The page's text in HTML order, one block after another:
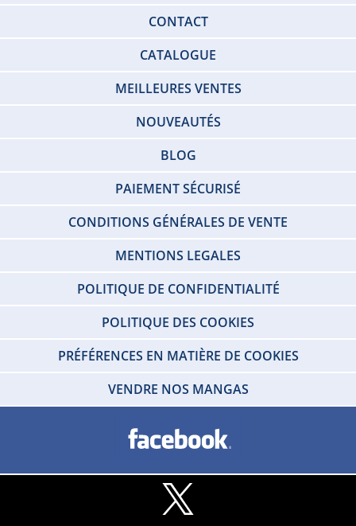
CONTACT
CATALOGUE
MEILLEURES VENTES
NOUVEAUTÉS
BLOG
PAIEMENT SÉCURISÉ
CONDITIONS GÉNÉRALES DE VENTE
MENTIONS LEGALES
POLITIQUE DE CONFIDENTIALITÉ
POLITIQUE DES COOKIES
PRÉFÉRENCES EN MATIÈRE DE COOKIES
VENDRE NOS MANGAS